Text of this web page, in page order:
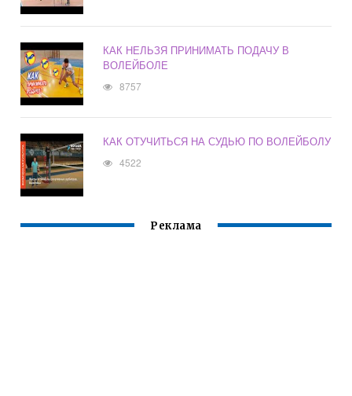
КАК НЕЛЬЗЯ ПРИНИМАТЬ ПОДАЧУ В
ВОЛЕЙБОЛЕ
8757
КАК ОТУЧИТЬСЯ НА СУДЬЮ ПО ВОЛЕЙБОЛУ
4522
Реклама